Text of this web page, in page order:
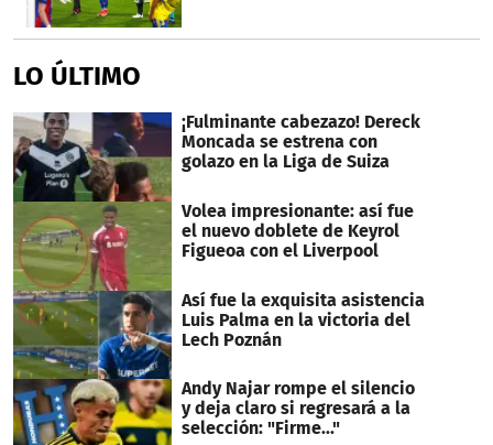
LO ÚLTIMO
¡Fulminante cabezazo! Dereck
Moncada se estrena con
golazo en la Liga de Suiza
Volea impresionante: así fue
el nuevo doblete de Keyrol
Figueoa con el Liverpool
Así fue la exquisita asistencia
Luis Palma en la victoria del
Lech Poznán
Andy Najar rompe el silencio
y deja claro si regresará a la
selección: "Firme..."